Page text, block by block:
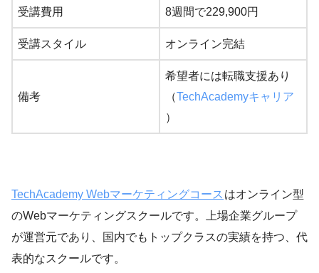
受講費用 8週間で229,900円
受講スタイル オンライン完結
備考
希望者には転職支援あり
（TechAcademyキャリア
）
TechAcademy Webマーケティングコース はオンライン型
のWebマーケティングスクールです。上場企業グループ
が運営元であり、国内でもトップクラスの実績を持つ、代
表的なスクールです。